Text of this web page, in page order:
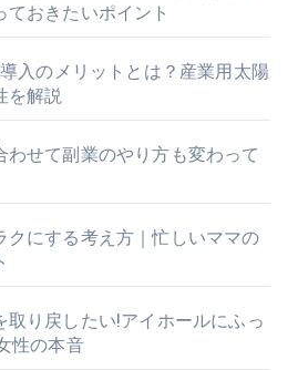
ておきたいポイント
入のメリットとは？産業用太陽
を解説
わせて副業のやり方も変わって
クにする考え方｜忙しいママの
取り戻したい!アイホールにふっ
性の本音